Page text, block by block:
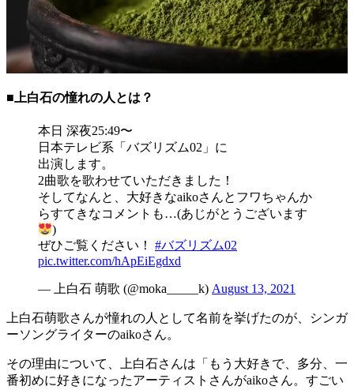
■上白石の憧れの人とは？
本日 深夜25:49〜
日本テレビ系「バズリズム02」に
出演します。
2曲歌を歌わせていただきました！
そしてなんと、大好きなaikoさんとフワちゃんか
らすてきなコメントも…(あじがとうございます
)
ぜひご覧ください！ #バズリズム02
pic.twitter.com/hApEiEgdxd
— 上白石 萌歌 (@moka_____k) August 13, 2021
上白石萌歌さんが憧れの人として名前を挙げたのが、シンガ
ーソングライターのaikoさん。
その理由について、上白石さんは「もう大好きで、多分、一
番初めに好きになったアーティストさんがaikoさん。すごい